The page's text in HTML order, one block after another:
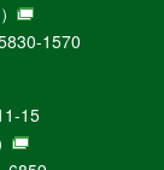
1570
15